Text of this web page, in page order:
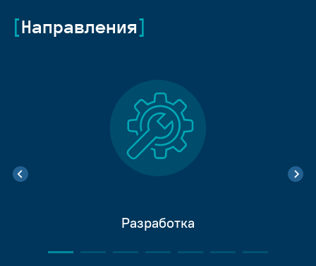
Направления
Разработка